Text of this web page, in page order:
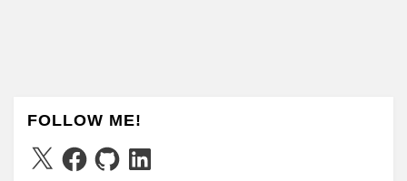
FOLLOW ME!
X Facebook
GitHubLinkedIn